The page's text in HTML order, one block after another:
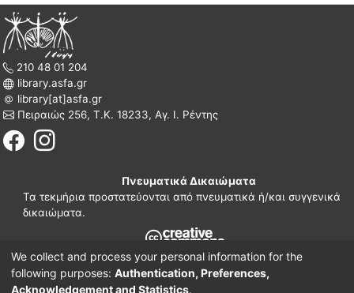
210 48 01 204
library.asfa.gr
library[at]asfa.gr
Πειραιώς 256, Τ.Κ. 18233, Αγ. Ι. Ρέντης
Πνευματικά Δικαιώματα
Τα τεκμήρια προστατεύονται από πνευματικά ή/και συγγενικά
δικαιώματα.
210 38 97 109
www.asfa.gr
We collect and process your personal information for the
following purposes: Authentication, Preferences,
Acknowledgement and Statistics.